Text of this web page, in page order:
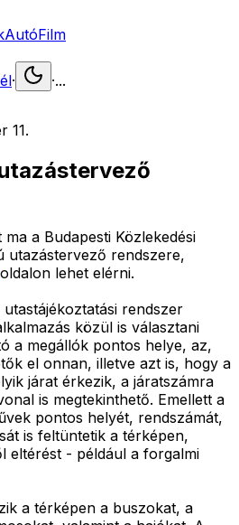
AutóFilm
· ·...
11.
a Budapesti Közlekedési
utazástervező rendszere,
oldalon lehet elérni.
rendszer
közül is választani
a megállók pontos helye, az,
el onnan, illetve azt is, hogy a
járat érkezik, a járatszámra
is megtekinthető. Emellett a
pontos helyét, rendszámát,
is feltüntetik a térképen,
eltérést - például a forgalmi
a térképen a buszokat, a